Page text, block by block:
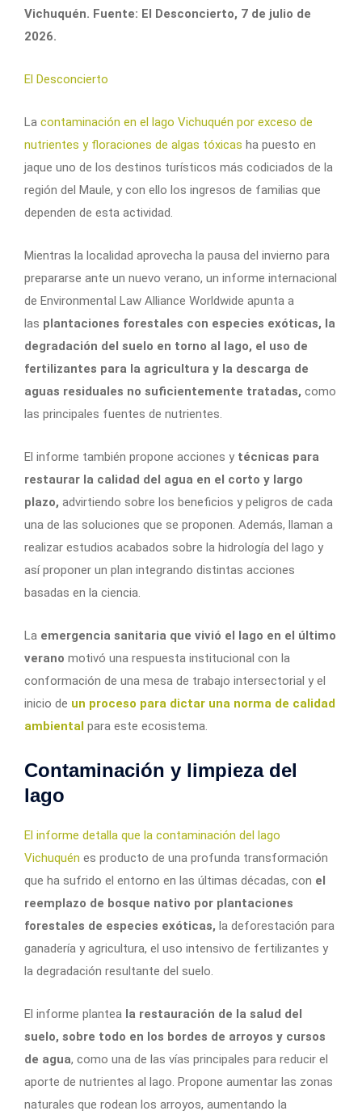
Vichuquén. Fuente: El Desconcierto, 7 de julio de
2026.
El Desconcierto
La contaminación en el lago Vichuquén por exceso de
nutrientes y floraciones de algas tóxicas ha puesto en
jaque uno de los destinos turísticos más codiciados de la
región del Maule, y con ello los ingresos de familias que
dependen de esta actividad.
Mientras la localidad aprovecha la pausa del invierno para
prepararse ante un nuevo verano, un informe internacional
de Environmental Law Alliance Worldwide apunta a
las plantaciones forestales con especies exóticas, la
degradación del suelo en torno al lago, el uso de
fertilizantes para la agricultura y la descarga de
aguas residuales no suficientemente tratadas, como
las principales fuentes de nutrientes.
El informe también propone acciones y técnicas para
restaurar la calidad del agua en el corto y largo
plazo, advirtiendo sobre los beneficios y peligros de cada
una de las soluciones que se proponen. Además, llaman a
realizar estudios acabados sobre la hidrología del lago y
así proponer un plan integrando distintas acciones
basadas en la ciencia.
La emergencia sanitaria que vivió el lago en el último
verano motivó una respuesta institucional con la
conformación de una mesa de trabajo intersectorial y el
inicio de un proceso para dictar una norma de calidad
ambiental para este ecosistema.
Contaminación y limpieza del
lago
El informe detalla que la contaminación del lago
Vichuquén es producto de una profunda transformación
que ha sufrido el entorno en las últimas décadas, con el
reemplazo de bosque nativo por plantaciones
forestales de especies exóticas, la deforestación para
ganadería y agricultura, el uso intensivo de fertilizantes y
la degradación resultante del suelo.
El informe plantea la restauración de la salud del
suelo, sobre todo en los bordes de arroyos y cursos
de agua, como una de las vías principales para reducir el
aporte de nutrientes al lago. Propone aumentar las zonas
naturales que rodean los arroyos, aumentando la